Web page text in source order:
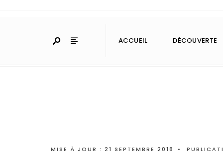
ACCUEIL DÉCOUVERTE
MISE À JOUR : 21 SEPTEMBRE 2018 •